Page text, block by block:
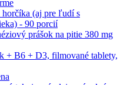
horčíka (aj pre ľudí s
- 90 porcií
prášok na pitie 380 mg
+ B6 + D3, filmované tablety,